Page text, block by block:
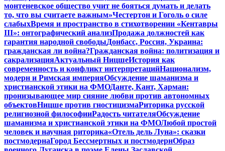
монтеневское общество учит не бояться думать и делать
то, что вы считаете важным»Честертон и Гоголь о силе
слабыхВремя и пространство в стихотворении «Кентавры
III»: онтографический анализПродажа должностей как
гарантия народной свободыДонбасс, Россия, Украина:
гражданская ли война?Гражданская война: политизация и
сакрализацияАктуальный НицшеИстория как
современность и конфликт интерпретацийНационализм,
модерн и Римская империяОбсуждение шаманизма и
христианской этики на ФМОДанте, Кант, Харман:
пронизывающее мир сияние любви против автономных
объектовНицше против гностицизмаРиторика русской
религиозной философииРадость читателяОбсуждение
шаманизма и христианской этики на ФМОЛюбой простой
человек и научная риторика«Отель дель Луна»: сказки
постмодернаГород Бессмертных и постмодернОбраз